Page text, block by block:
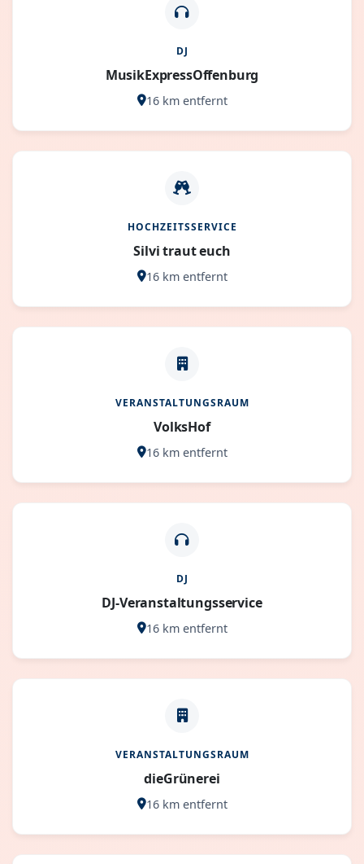
DJ
MusikExpressOffenburg
16 km entfernt
HOCHZEITSSERVICE
Silvi traut euch
16 km entfernt
VERANSTALTUNGSRAUM
VolksHof
16 km entfernt
DJ
DJ-Veranstaltungsservice
16 km entfernt
VERANSTALTUNGSRAUM
dieGrünerei
16 km entfernt